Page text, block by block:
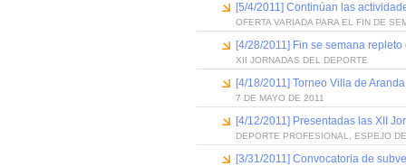
[5/4/2011] Continúan las
OFERTA VARIADA PARA EL FIN DE
[4/28/2011] Fin se semana
XII JORNADAS DEL DEPORTE
[4/18/2011] Torneo Villa de
7 DE MAYO DE 2011
[4/12/2011] Presentadas las XII
DEPORTE PROFESIONAL, ESPEJO
[3/31/2011] Convocatoria de